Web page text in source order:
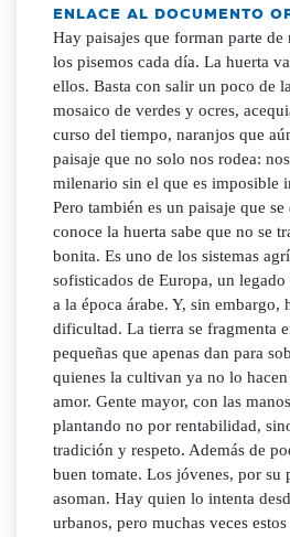
ENLACE AL DOCUMENTO
Hay paisajes que forman parte de
los pisemos cada día. La huerta
ellos. Basta con salir un poco de
mosaico de verdes y ocres,
curso del tiempo, naranjos que
paisaje que no solo nos rodea:
milenario sin el que es imposible
Pero también es un paisaje que
conoce la huerta sabe que no se
bonita. Es uno de los sistemas
sofisticados de Europa, un
a la época árabe. Y, sin embargo,
dificultad. La tierra se fragmenta
pequeñas que apenas dan para
quienes la cultivan ya no lo
amor. Gente mayor, con las
plantando no por rentabilidad,
tradición y respeto. Además de
buen tomate. Los jóvenes, por su
asoman. Hay quien lo intenta
urbanos, pero muchas veces